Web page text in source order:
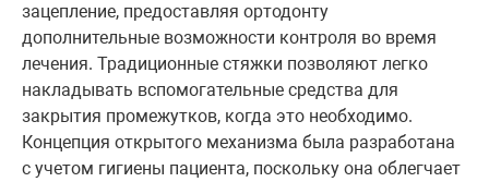
зацепление, предоставляя ортодонту
дополнительные возможности контроля во время
лечения. Традиционные стяжки позволяют легко
накладывать вспомогательные средства для
закрытия промежутков, когда это необходимо.
Концепция открытого механизма была разработана
с учетом гигиены пациента, поскольку она облегчает